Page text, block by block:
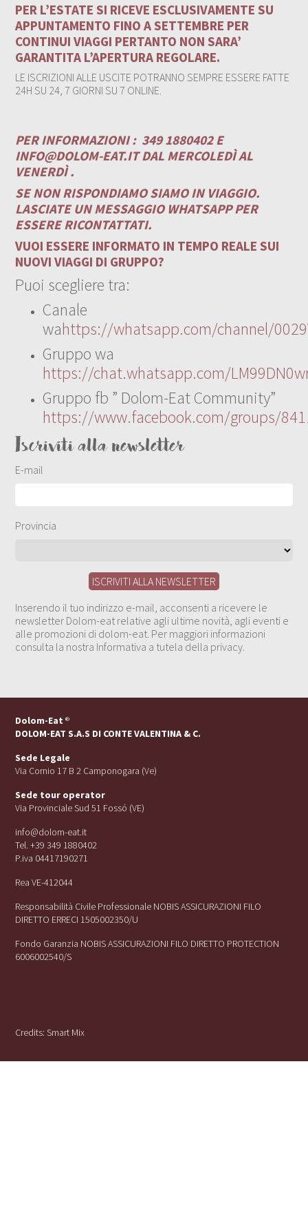
PER L’ESTATE SI RICEVE ESCLUSIVAMENTE SU
APPUNTAMENTO FINO A SETTEMBRE PER
CONTINUI VIAGGI PERTANTO NON SARA’
GARANTITA L’APERTURA REGOLARE.
LE ISCRIZIONI ALLE USCITE POTRANNO SEMPRE ESSERE FATTE
24H SU 24, 7 GIORNI SU 7 ONLINE.
PER INFORMAZIONI : 349 1880402 E
INFO@DOLOM-EAT.ITDAL MERCOLEDÌ AL
VENERDÌ .
SE NON RISPONDIAMO SIAMO IN VIAGGIO.
LASCIATE UN MESSAGGIO WHATSAPP PER
ESSERE RICONTATTATI.
VUOI ESSERE INFORMATO IN TEMPO REALE SUI
NUOVI VIAGGI DI GRUPPO?
Puoi scegliere tra:
Canale
wahttps://whatsapp.com/channel/
Gruppo wa
https://chat.whatsapp.com/
Gruppo fb ” Dolom-Eat Community”
https://www.facebook.com/groups/
Iscriviti alla newsletter
E-mail
Provincia
Inserendo il tuo indirizzo e-mail, acconsenti a ricevere le
newsletter Dolom-eat relative agli ultime novità, agli eventi e
alle promozioni di dolom-eat. Per maggiori informazioni
consulta la nostra Informativa a tutela della privacy.
Dolom-Eat ®
DOLOM-EAT S.A.S DI CONTE VALENTINA & C.
Sede Legale
Via Cornio 17 B 2 Camponogara (Ve)
Sede tour operator
Via Provinciale Sud 51 Fossó (VE)
info@dolom-eat.it
Tel. +39 349 1880402
P.iva 04417190271
Rea VE-412044
Responsabilità Civile Professionale NOBIS ASSICURAZIONI FILO
DIRETTO ERRECI 1505002350/U
Fondo Garanzia NOBIS ASSICURAZIONI FILO DIRETTO PROTECTION
6006002540/S
Credits:Smart Mix